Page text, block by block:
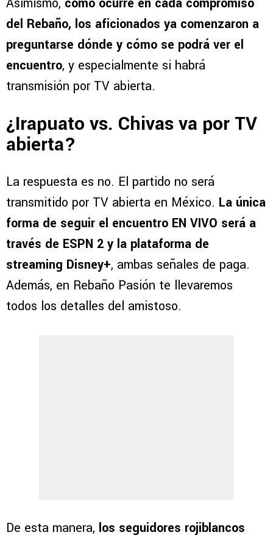
del Rebaño, los aficionados ya comenzaron a
preguntarse dónde y cómo se podrá ver el
encuentro, y especialmente si habrá
transmisión por TV abierta.
¿Irapuato vs. Chivas va por TV
abierta?
La respuesta es no. El partido no será
transmitido por TV abierta en México. La única
forma de seguir el encuentro EN VIVO será a
través de ESPN 2 y la plataforma de
streaming Disney+, ambas señales de paga.
Además, en Rebaño Pasión te llevaremos
todos los detalles del amistoso.
De esta manera, los seguidores rojiblancos